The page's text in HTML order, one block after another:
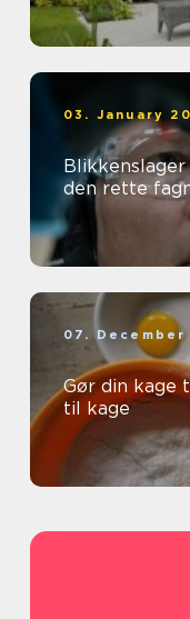
03. January
Blikkenslager viborg
den rette
07. December
Gør din
til kage